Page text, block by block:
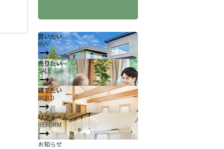
買いたい
BUY
売りたい
SALE
建てたい
BUILD
リフォーム
REFORM
お知らせ